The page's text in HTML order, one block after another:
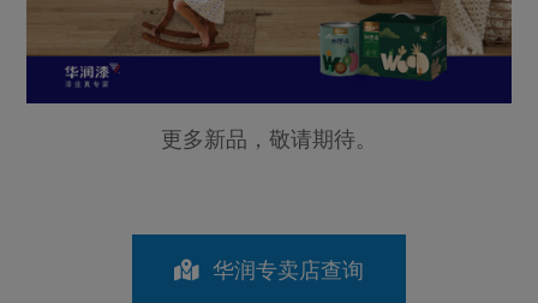
更多新品，敬请期待。
华润专卖店查询